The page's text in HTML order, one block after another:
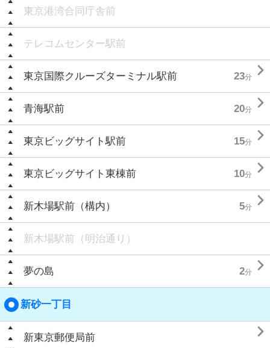
東京港湾合同庁舎前
テレコムセンター駅前
東京国際クルーズターミナル駅前 23分 
青海駅前 20分 
東京ビッグサイト駅前 15分 
東京ビッグサイト東棟前 10分 
新木場駅前（構内） 5分 
新木場駅前（明治通り）
夢の島 2分 
新砂一丁目
新東京郵便局前 